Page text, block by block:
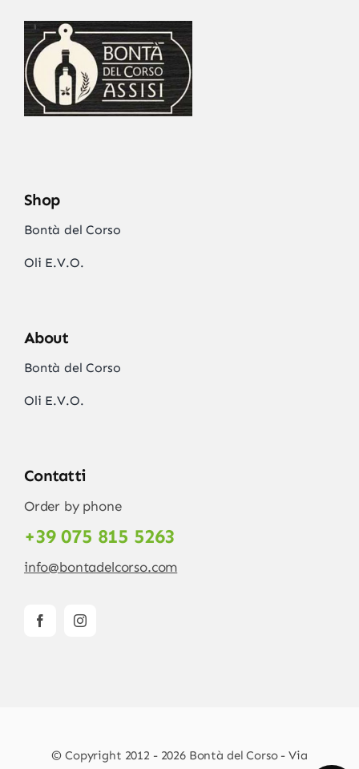
Shop
Bontà del Corso
Oli E.V.O.
About
Bontà del Corso
Oli E.V.O.
Contatti
Order by phone
+39 075 815 5263
info@bontadelcorso.com
© Copyright 2012 - 2026 Bontà del Corso - Via